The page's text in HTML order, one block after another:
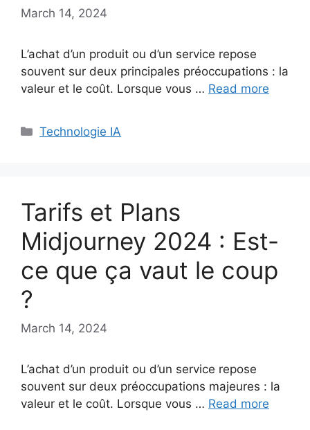
March 14, 2024
L’achat d’un produit ou d’un service repose
souvent sur deux principales préoccupations : la
valeur et le coût. Lorsque vous … Read more
Categories
Technologie IA
Tarifs et Plans
Midjourney 2024 : Est-
ce que ça vaut le coup
?
March 14, 2024
L’achat d’un produit ou d’un service repose
souvent sur deux préoccupations majeures : la
valeur et le coût. Lorsque vous … Read more